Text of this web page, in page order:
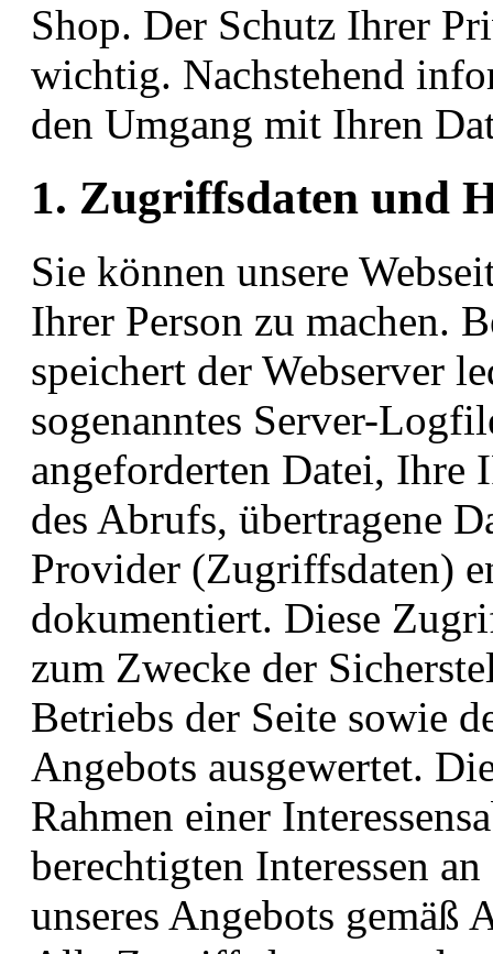
Shop. Der Schutz Ihrer
wichtig. Nachstehend
den Umgang mit Ihren
1. Zugriffsdaten und
Sie können unsere
Ihrer Person zu machen.
speichert der Webserver
sogenanntes Server-
angeforderten Datei, Ihre
des Abrufs, übertragene
Provider (Zugriffsdaten)
dokumentiert. Diese
zum Zwecke der
Betriebs der Seite sowie
Angebots ausgewertet.
Rahmen einer
berechtigten Interessen
unseres Angebots